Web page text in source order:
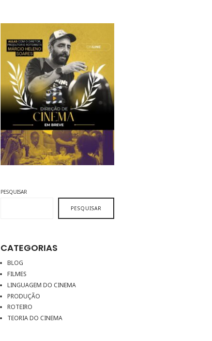
PESQUISAR
PESQUISAR
CATEGORIAS
BLOG
FILMES
LINGUAGEM DO CINEMA
PRODUÇÃO
ROTEIRO
TEORIA DO CINEMA